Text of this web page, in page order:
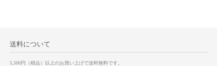
送料について
5,500円（税込）以上のお買い上げで送料無料です。